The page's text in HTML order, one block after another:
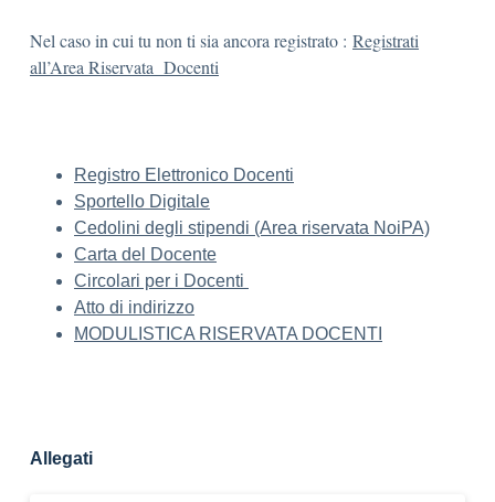
Nel caso in cui tu non ti sia ancora registrato : Registrati
all’Area Riservata Docenti
Registro Elettronico Docenti
Sportello Digitale
Cedolini degli stipendi (Area riservata NoiPA)
Carta del Docente
Circolari per i Docenti
Atto di indirizzo
MODULISTICA RISERVATA DOCENTI
Allegati